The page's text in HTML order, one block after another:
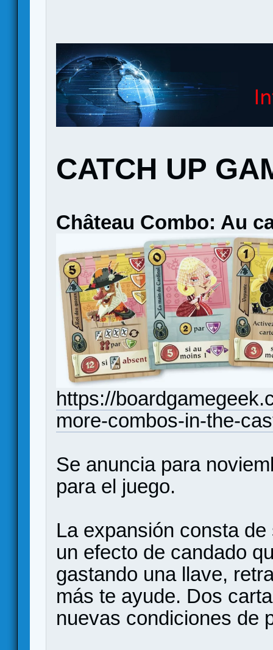
CATCH UP
Château Combo: Au
https://
more-combos-in-the-
Se anuncia para
para el juego.
La expansión consta
un efecto de candado
gastando una llave,
más te ayude. Dos
nuevas condiciones de